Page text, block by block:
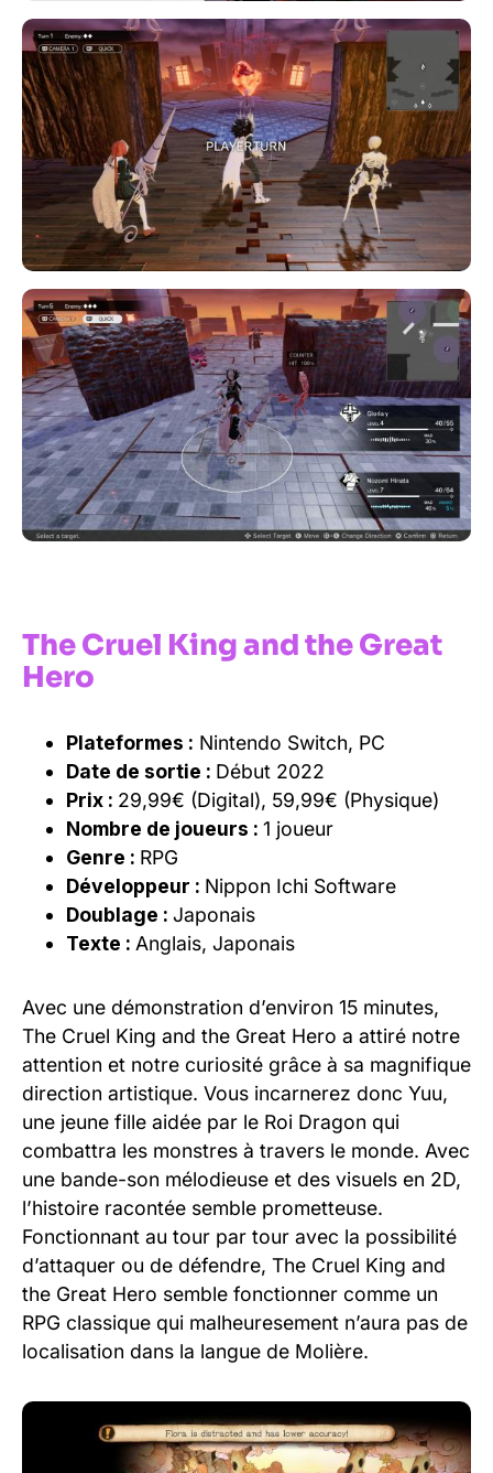
The Cruel King and the Great
Hero
Plateformes : Nintendo Switch, PC
Date de sortie : Début 2022
Prix : 29,99€ (Digital), 59,99€ (Physique)
Nombre de joueurs : 1 joueur
Genre : RPG
Développeur : Nippon Ichi Software
Doublage : Japonais
Texte : Anglais, Japonais
Avec une démonstration d’environ 15 minutes,
The Cruel King and the Great Hero a attiré notre
attention et notre curiosité grâce à sa magnifique
direction artistique. Vous incarnerez donc Yuu,
une jeune fille aidée par le Roi Dragon qui
combattra les monstres à travers le monde. Avec
une bande-son mélodieuse et des visuels en 2D,
l’histoire racontée semble prometteuse.
Fonctionnant au tour par tour avec la possibilité
d’attaquer ou de défendre, The Cruel King and
the Great Hero semble fonctionner comme un
RPG classique qui malheuresement n’aura pas de
localisation dans la langue de Molière.